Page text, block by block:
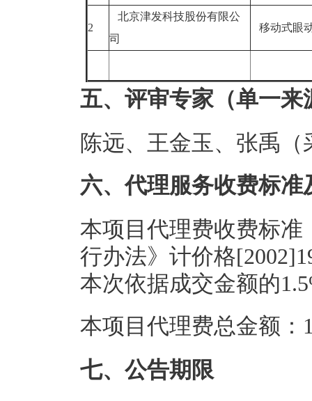
2
北京津发科技股份有限公
司
移动式眼
五、评审专家（单一
陈远、王金玉、张禹（
六、代理服务收费标准
本项目代理费收费标
行办法》计价格
本次依据成交金额的
本项目代理费总金额：
七、公告期限